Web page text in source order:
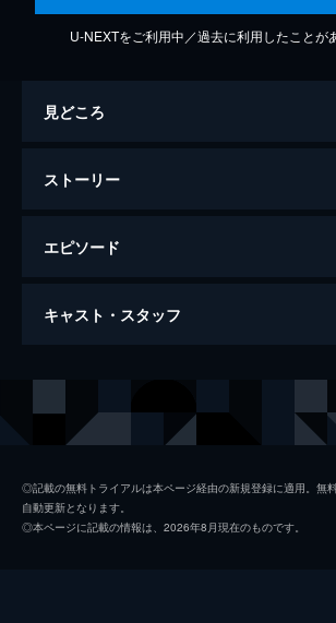
U-NEXTをご利用中／過去に利用したことが
見どころ
ストーリー
エピソード
ゲーム
キャスト・スタッフ
◎記載の無料トライアルは本ページ経由の新規登録に適用。無
自動更新となります。
◎本ページに記載の情報は、2026年8月現在のものです。